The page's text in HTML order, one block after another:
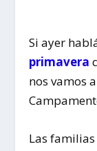
Si ayer
primavera
nos vamos
Las